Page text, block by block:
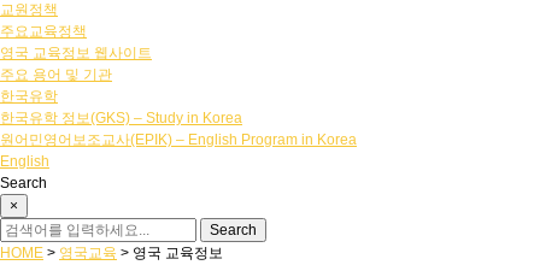
교원정책
주요교육정책
영국 교육정보 웹사이트
주요 용어 및 기관
한국유학
한국유학 정보(GKS) – Study in Korea
원어민영어보조교사(EPIK) – English Program in Korea
English
Search
×
HOME > 영국교육 > 영국 교육정보